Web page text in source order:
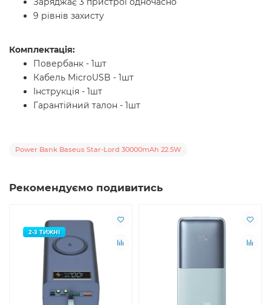
9 рівнів захисту
Комплектація:
Повербанк - 1шт
Кабель MicroUSB - 1шт
Інструкція - 1шт
Гарантійний талон - 1шт
Power Bank Baseus Star-Lord 30000mAh 22.5W
Рекомендуємо подивитись
2-3 ТИЖНІ